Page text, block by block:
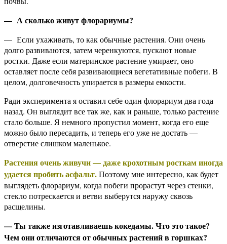
— А сколько живут флорариумы?
— Если ухаживать, то как обычные растения. Они очень
долго развиваются, затем черенкуются, пускают новые
ростки. Даже если материнское растение умирает, оно
оставляет после себя развивающиеся вегетативные побеги. В
целом, долговечность упирается в размеры емкости.
Ради эксперимента я оставил себе один флорариум два года
назад. Он выглядит все так же, как и раньше, только растение
стало больше. Я немного пропустил момент, когда его еще
можно было пересадить, и теперь его уже не достать —
отверстие слишком маленькое.
Растения очень живучи — даже крохотным росткам иногда
удается пробить асфальт.Поэтому мне интересно, как будет
выглядеть флорариум, когда побеги прорастут через стенки,
стекло потрескается и ветви выберутся наружу сквозь
расщелины.
— Ты также изготавливаешь кокедамы. Что это такое?
Чем они отличаются от обычных растений в горшках?